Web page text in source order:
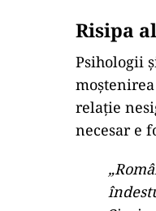
Risipa
Psihologii
relație
necesar e